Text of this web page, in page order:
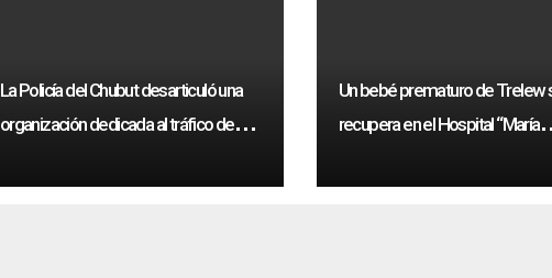
La Policía del Chubut desarticuló una
organización dedicada al tráfico de
Un bebé prematuro de Trelew
recupera en el Hospital “María